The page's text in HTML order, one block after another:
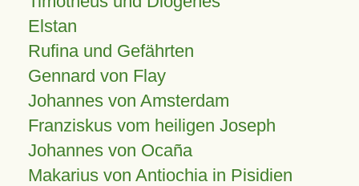
Elstan
Rufina und Gefährten
Gennard von Flay
Johannes von Amsterdam
Franziskus vom heiligen Joseph
Johannes von Ocaña
Makarius von Antiochia in Pisidien